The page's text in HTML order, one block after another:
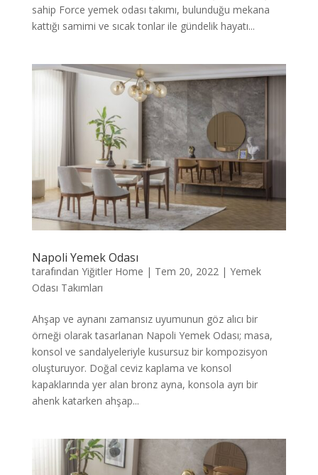
sahip Force yemek odası takımı, bulunduğu mekana
kattığı samimi ve sıcak tonlar ile gündelik hayatı...
Napoli Yemek Odası
tarafından Yiğitler Home | Tem 20, 2022| Yemek
Odası Takımları
Ahşap ve aynanı zamansız uyumunun göz alıcı bir
örneği olarak tasarlanan Napoli Yemek Odası; masa,
konsol ve sandalyeleriyle kusursuz bir kompozisyon
oluşturuyor. Doğal ceviz kaplama ve konsol
kapaklarında yer alan bronz ayna, konsola ayrı bir
ahenk katarken ahşap...